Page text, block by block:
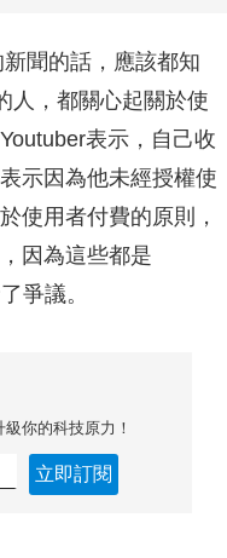
聞的話，應該都知
人，都關心起關於使
表示，自己收
示因為他未經授權使
使用者付費的原則，
因為這些都是
爭議。
你的科技原力！
立即訂閱